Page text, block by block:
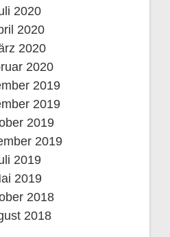
2020
2020
2020
2020
2019
2019
2019
2019
2019
2019
2018
2018